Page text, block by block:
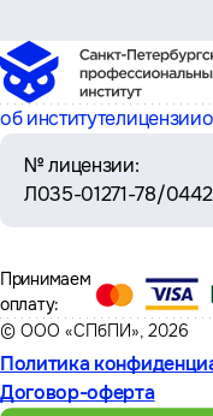
об институтелицензии
№ лицензии:
Л035-01271-78/
© ООО «СПбПИ», 2026
Политика
Договор-оферта
Принимаем
оплату: